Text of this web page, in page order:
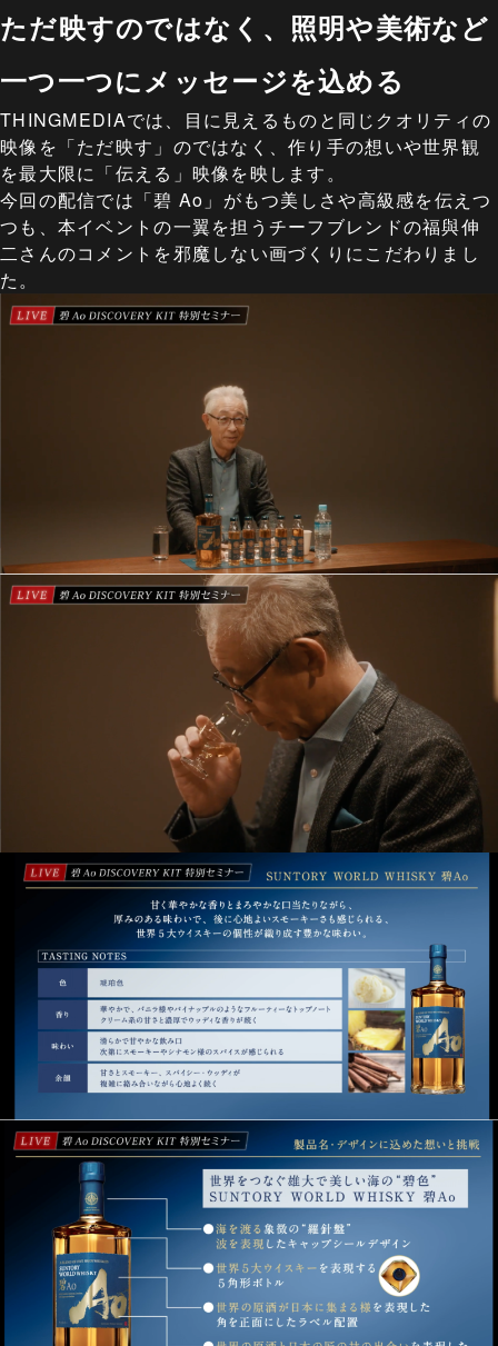
ただ映すのではなく、照明や美術など
一つ一つにメッセージを込める
THINGMEDIAでは、目に見えるものと同じクオリティの
映像を「ただ映す」のではなく、作り手の想いや世界観
を最大限に「伝える」映像を映します。
今回の配信では「碧 Ao」がもつ美しさや高級感を伝えつ
つも、本イベントの一翼を担うチーフブレンドの福與伸
二さんのコメントを邪魔しない画づくりにこだわりまし
た。